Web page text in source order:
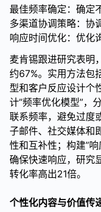
最佳频率确定：确定
多渠道协调策略：协
响应时间优化：优化
麦肯锡跟进研究表明
约67%。实用方法包
型和客户反应设计个
计”频率优化模型”，
联系频率，避免过度
子邮件、社交媒体和
性和互补性；构建”
确保快速响应，研究
转化率高出21倍。
个性化内容与价值传